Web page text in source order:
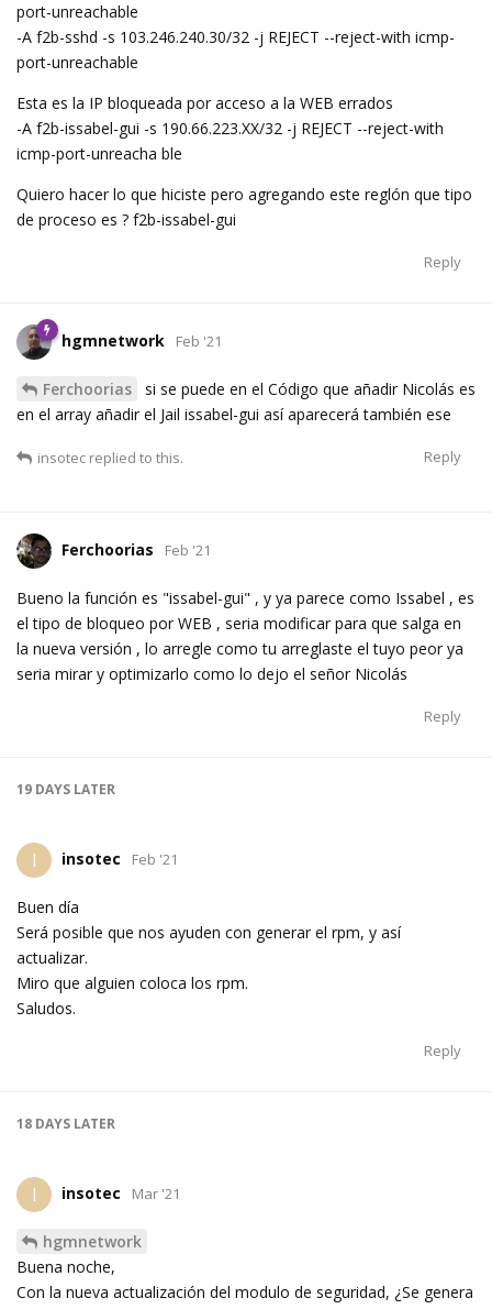
port-unreachable
-A f2b-sshd -s 103.246.240.30/32 -j REJECT --reject-with icmp-
port-unreachable
Esta es la IP bloqueada por acceso a la WEB errados
-A f2b-issabel-gui -s 190.66.223.XX/32 -j REJECT --reject-with
icmp-port-unreacha ble
Quiero hacer lo que hiciste pero agregando este reglón que tipo
de proceso es ? f2b-issabel-gui
Reply
hgmnetwork Feb '21
Ferchoorias
si se puede en el Código que añadir Nicolás es
en el array añadir el Jail issabel-gui así aparecerá también ese
Reply
insotec replied to this.
Ferchoorias Feb '21
Bueno la función es "issabel-gui" , y ya parece como Issabel , es
el tipo de bloqueo por WEB , seria modificar para que salga en
la nueva versión , lo arregle como tu arreglaste el tuyo peor ya
seria mirar y optimizarlo como lo dejo el señor Nicolás
Reply
19 DAYS LATER
I insotec Feb '21
Buen día
Será posible que nos ayuden con generar el rpm, y así
actualizar.
Miro que alguien coloca los rpm.
Saludos.
Reply
18 DAYS LATER
I insotec Mar '21
hgmnetwork
Buena noche,
Con la nueva actualización del modulo de seguridad, ¿Se genera